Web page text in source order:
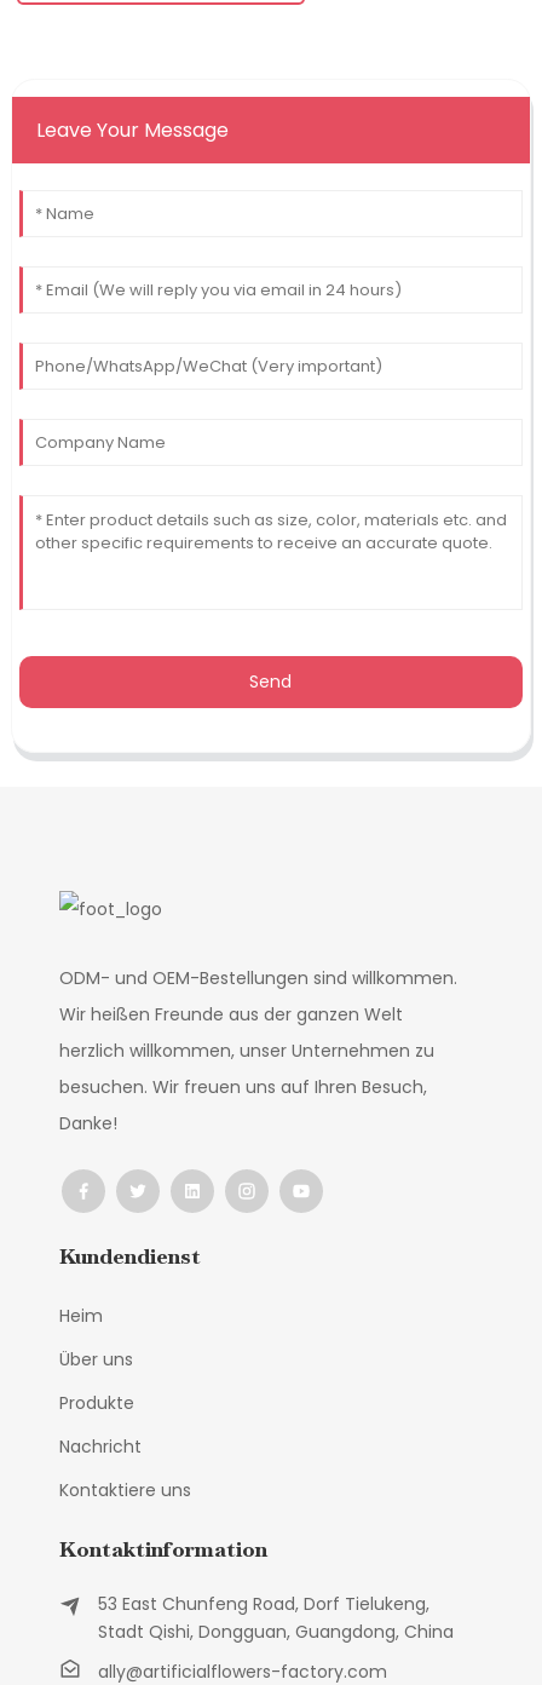
Leave Your Message
Send
ODM- und OEM-Bestellungen sind willkommen.
Wir heißen Freunde aus der ganzen Welt
herzlich willkommen, unser Unternehmen zu
besuchen. Wir freuen uns auf Ihren Besuch,
Danke!
Kundendienst
Heim
Über uns
Produkte
Nachricht
Kontaktiere uns
Kontaktinformation
53 East Chunfeng Road, Dorf Tielukeng,
Stadt Qishi, Dongguan, Guangdong, China
ally@artificialflowers-factory.com